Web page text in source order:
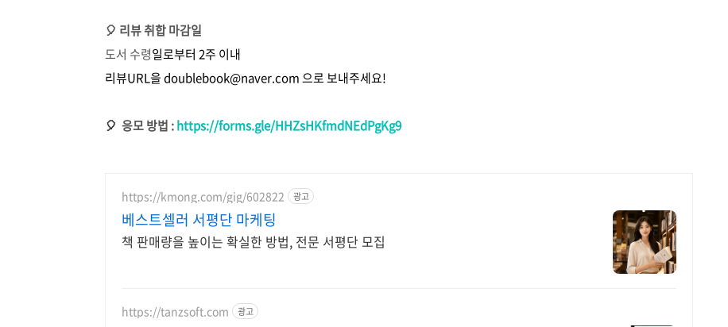
🎈 리뷰 취합 마감일
도서 수령일로부터 2주 이내
리뷰URL을doublebook@naver.com 으로 보내주세요!
🎈 응모 방법 :https://forms.gle/HHZsHKfmdNEdPgKg9
https://kmong.com/gig/602822 광고
베스트셀러 서평단 마케팅
책 판매량을 높이는 확실한 방법, 전문 서평단 모집
https://tanzsoft.com 광고